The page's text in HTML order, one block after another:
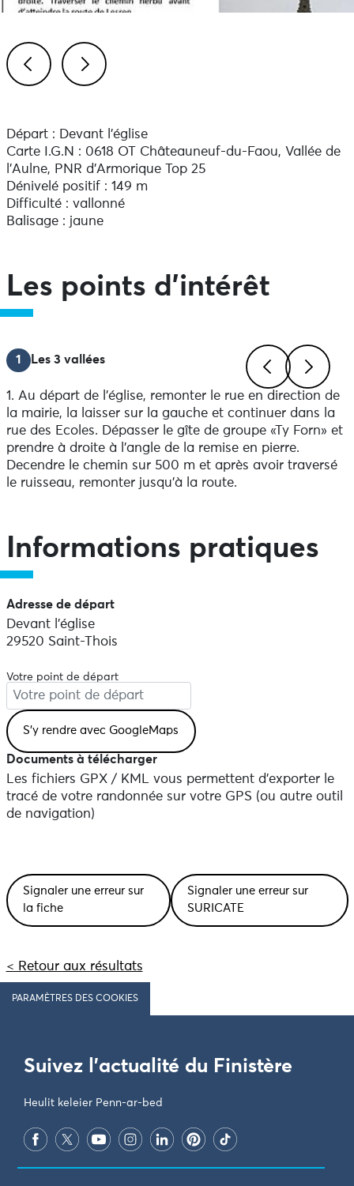
Départ : Devant l'église
Carte I.G.N : 0618 OT Châteauneuf-du-Faou, Vallée de
l'Aulne, PNR d'Armorique Top 25
Dénivelé positif : 149 m
Difficulté : vallonné
Balisage : jaune
Les points d'intérêt
PreviousNext
1 Les 3 vallées
1. Au départ de l’église, remonter le rue en direction de
la mairie, la laisser sur la gauche et continuer dans la
rue des Ecoles. Dépasser le gîte de groupe «Ty Forn» et
prendre à droite à l’angle de la remise en pierre.
Decendre le chemin sur 500 m et après avoir traversé
le ruisseau, remonter jusqu’à la route.
Informations pratiques
Adresse de départ
Devant l'église
29520 Saint-Thois
Votre point de départ
Documents à télécharger
Les fichiers GPX / KML vous permettent d'exporter le
tracé de votre randonnée sur votre GPS (ou autre outil
de navigation)
Signaler une erreur sur
la fiche
Signaler une erreur sur
SURICATE
< Retour aux résultats
PARAMÈTRES DES COOKIES
Suivez l'actualité du Finistère
Heulit keleier Penn-ar-bed